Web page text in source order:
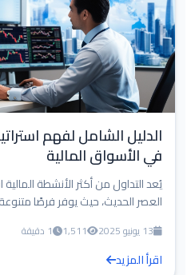
الدليل الشامل لفهم
في الأسواق المالية
يُعد التداول من أكثر الأنشطة
العصر الحديث، حيث يوفر فرصًا
13 يونيو 2025 1,511 1 دقيقة
اقرأ المزيد